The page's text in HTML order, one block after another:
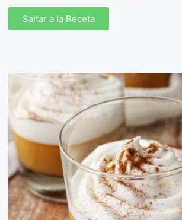
Saltar a la Receta